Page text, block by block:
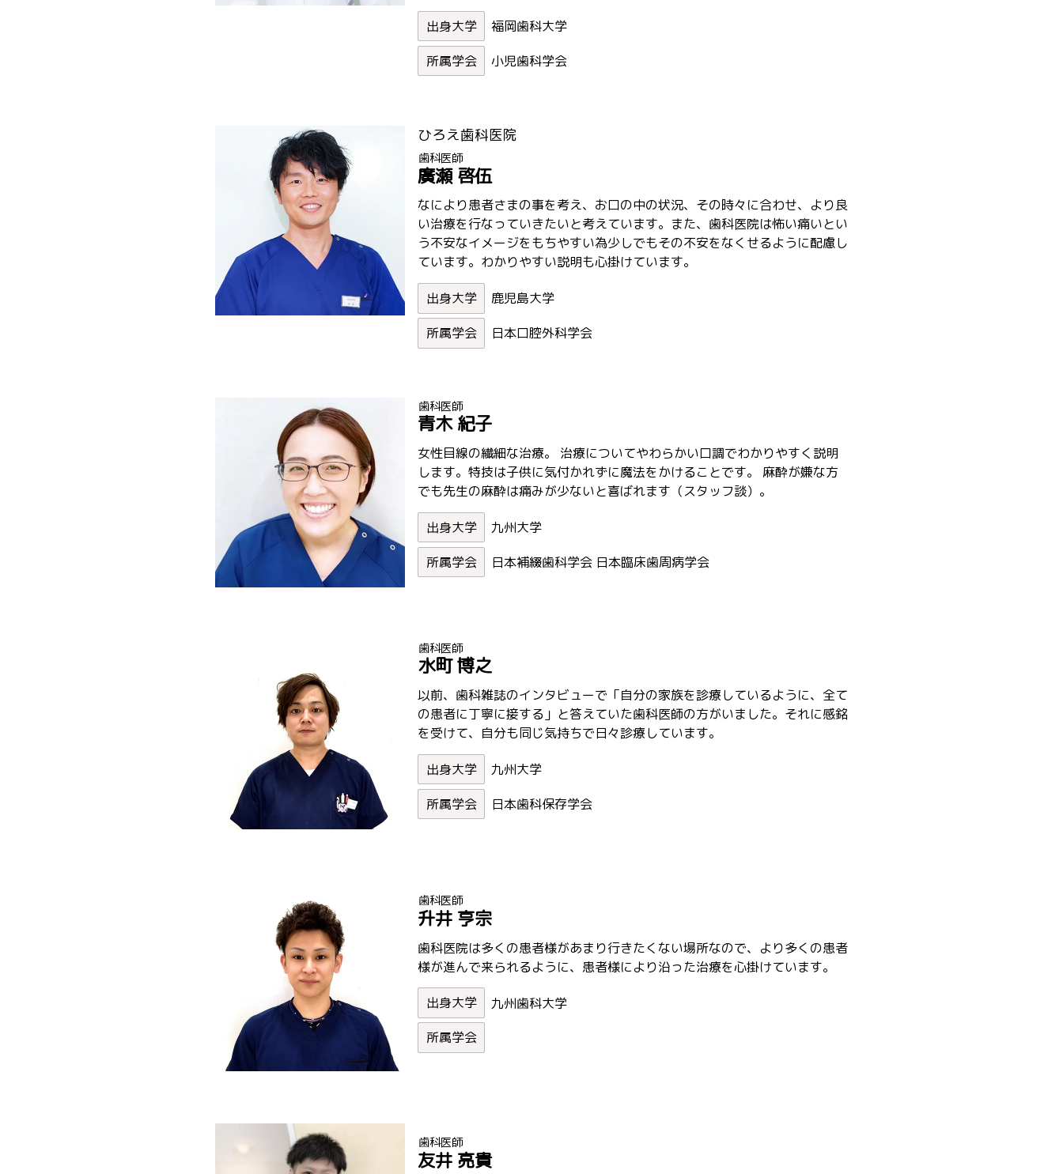
福岡歯科大学
小児歯科学会
ひろえ歯科医院
歯科医師
廣瀬 啓伍
なにより患者さまの事を考え、お口の中の状況、その時々に合わせ、より良
い治療を行なっていきたいと考えています。また、歯科医院は怖い痛いとい
う不安なイメージをもちやすい為少しでもその不安をなくせるように配慮し
ています。わかりやすい説明も心掛けています。
鹿児島大学
日本口腔外科学会
歯科医師
青木 紀子
女性目線の繊細な治療。 治療についてやわらかい口調でわかりやすく説明
します。特技は子供に気付かれずに魔法をかけることです。 麻酔が嫌な方
でも先生の麻酔は痛みが少ないと喜ばれます（スタッフ談）。
九州大学
日本補綴歯科学会 日本臨床歯周病学会
歯科医師
水町 博之
以前、歯科雑誌のインタビューで「自分の家族を診療しているように、全て
の患者に丁寧に接する」と答えていた歯科医師の方がいました。それに感銘
を受けて、自分も同じ気持ちで日々診療しています。
九州大学
日本歯科保存学会
歯科医師
升井 亨宗
歯科医院は多くの患者様があまり行きたくない場所なので、より多くの患者
様が進んで来られるように、患者様により沿った治療を心掛けています。
九州歯科大学
歯科医師
友井 亮貴